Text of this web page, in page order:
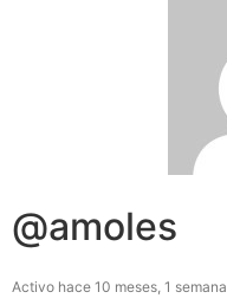
@amoles
Activo hace 10 meses, 1 semana